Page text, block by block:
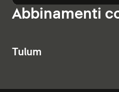
Abbinamenti
Tulum